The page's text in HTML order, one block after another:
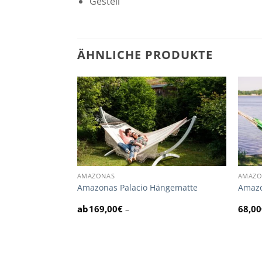
ÄHNLICHE PRODUKTE
AMAZONAS
Amazonas Palacio Hängematte
169,00€– 68,00